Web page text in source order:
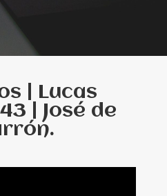
| Lucas
| José de